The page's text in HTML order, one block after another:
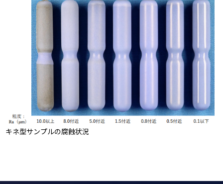
キネ型サンプルの腐蝕状況